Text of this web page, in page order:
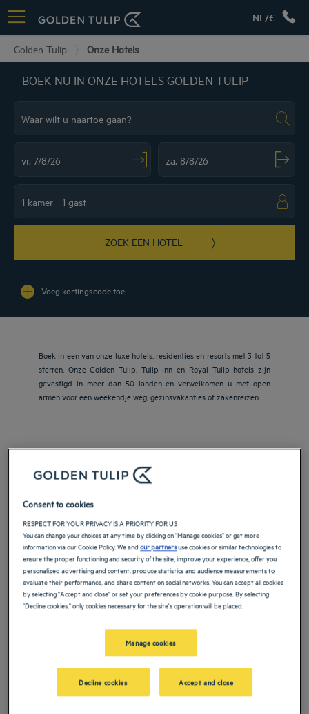
NL/€
Golden Tulip Onze Hotels
BOEK NU IN ONZE HOTELS GOLDEN TULIP
ZOEK EEN HOTEL
Voeg kortingscode toe
Boek in een van onze luxe hotels, residenties en resorts met 3 tot 5
sterren. Onze Golden Tulip, Tulip Inn en Royal Tulip hotels zijn
gevestigd in meer dan 50 landen en verwelkomen u met open
armen voor een weekendje weg, gezinsvakanties of zakenreizen.
Frankrijk
Consent to cookies
RESPECT FOR YOUR PRIVACY IS A PRIORITY FOR US
You can change your choices at any time by clicking on "Manage cookies" or get more
information via our Cookie Policy. We andour partnersuse cookies or similar technologies to
ensure the proper functioning and security of the site, improve your experience, offer you
personalized advertising and content, produce statistics and audience measurements to
evaluate their performance, and share content on social networks. You can accept all cookies
by selecting "Accept and close" or set your preferences by cookie purpose. By selecting
"Decline cookies," only cookies necessary for the site's operation will be placed.
Manage cookies
Decline cookies Accept and close